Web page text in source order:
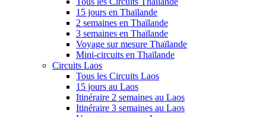
15 jours en Thaïlande
2 semaines en Thaïlande
3 semaines en Thaïlande
Voyage sur mesure Thaïlande
Mini-circuits en Thaïlande
Circuits Laos
Tous les Circuits Laos
15 jours au Laos
Itinéraire 2 semaines au Laos
Itinéraire 3 semaines au Laos